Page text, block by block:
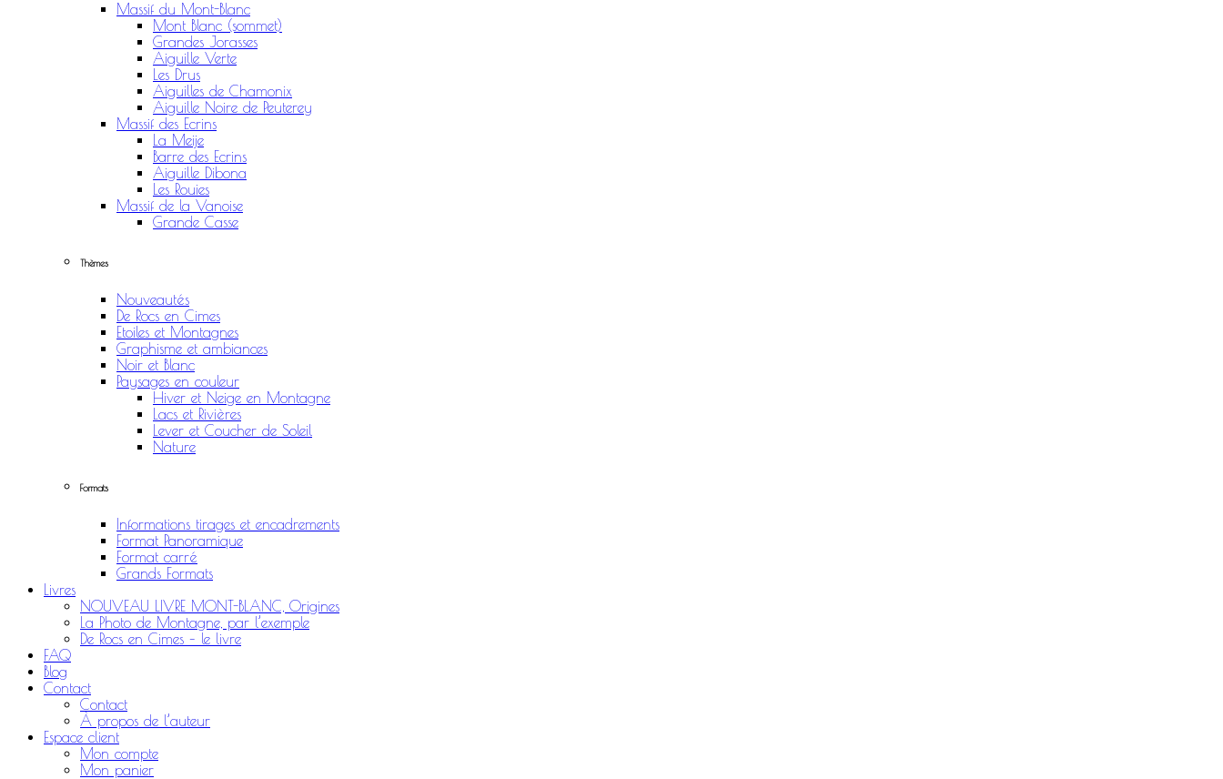
Massif du Mont-Blanc
Mont Blanc (sommet)
Grandes Jorasses
Aiguille Verte
Les Drus
Aiguilles de Chamonix
Aiguille Noire de Peuterey
Massif des Ecrins
La Meije
Barre des Ecrins
Aiguille Dibona
Les Rouies
Massif de la Vanoise
Grande Casse
Thèmes
Nouveautés
De Rocs en Cimes
Etoiles et Montagnes
Graphisme et ambiances
Noir et Blanc
Paysages en couleur
Hiver et Neige en Montagne
Lacs et Rivières
Lever et Coucher de Soleil
Nature
Formats
Informations tirages et encadrements
Format Panoramique
Format carré
Grands Formats
Livres
NOUVEAU LIVRE MONT-BLANC, Origines
La Photo de Montagne, par l’exemple
De Rocs en Cimes – le livre
FAQ
Blog
Contact
Contact
À propos de l’auteur
Espace client
Mon compte
Mon panier